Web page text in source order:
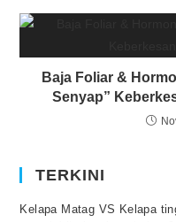
Baja Foliar &
Senyap”
TERKINI
Kelapa Matag VS Kelapa